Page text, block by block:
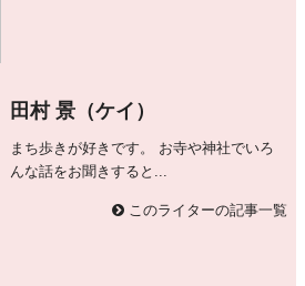
田村 景（ケイ）
まち歩きが好きです。 お寺や神社でいろ
んな話をお聞きすると...
このライターの記事一覧